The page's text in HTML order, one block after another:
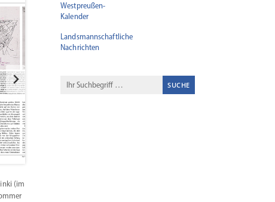
(im
Westpreußen-
Kalender
Landsmannschaftliche
Nachrichten